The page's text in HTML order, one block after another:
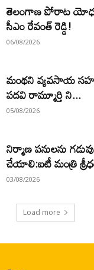
తెలంగాణ పోరాట
సీఎం రేవంత్ రెడ్డి!
06/08/2026
మంథని వ్యవసాయ
పదవి రామ్మూర్తి ని...
05/08/2026
నిర్మాణ పనులను
చేయాలి:ఐటీ మంత్రి
03/08/2026
Load more